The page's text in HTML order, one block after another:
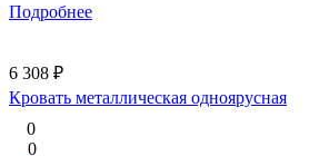
Подробнее
6 308 ₽
Кровать металлическая одноярусная
0
0